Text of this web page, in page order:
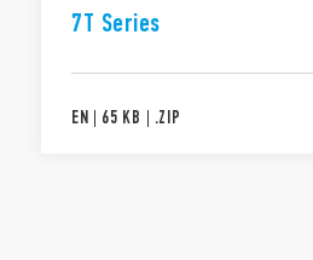
7T Series
EN | 65 KB | .ZIP